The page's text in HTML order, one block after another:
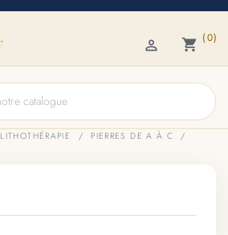
shopping_cart (0)

LITHOTHÉRAPIE
PIERRES DE A À C